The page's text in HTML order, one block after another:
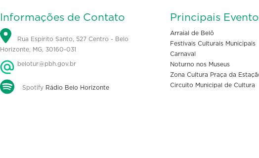
Informações de Contato
Rua Espírito Santo, 527 Centro - Belo
Horizonte, MG, 30160-031
belotur@pbh.gov.br
Spotify Rádio Belo Horizonte
Principais
Arraial de Belô
Festivais Culturais Municipais
Carnaval
Noturno nos Museus
Zona Cultura Praça da
Circuito Municipal de Cultura